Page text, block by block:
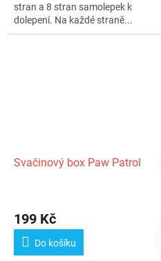
stran a 8 stran samolepek k
dolepení. Na každé straně...
Svačinový box Paw Patrol
199 Kč
Do košíku